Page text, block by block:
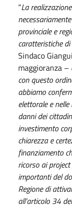
“La
provinciale e
caratteristiche
Sindaco
maggioranza –
con questo
abbiamo
elettorale e
danni dei
investimento
chiarezza e
finanziamento
ricorso ai
importanti del
Regione di
all’articolo 34